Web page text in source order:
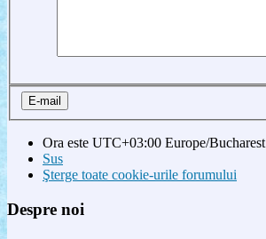
Ora este UTC+03:00 Europe/Bucharest
Sus
Şterge toate cookie-urile forumului
Despre noi